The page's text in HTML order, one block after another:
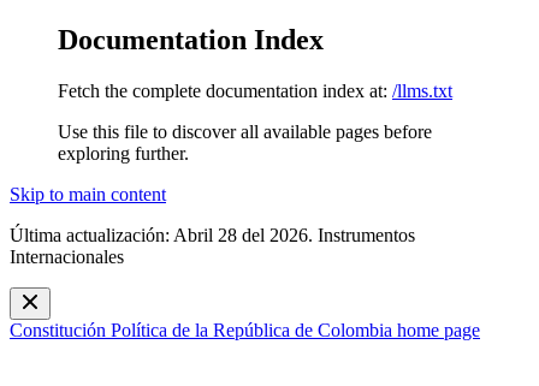
Documentation Index
Fetch the complete documentation index at: /llms.txt
Use this file to discover all available pages before
exploring further.
Skip to main content
Última actualización: Abril 28 del 2026. Instrumentos
Internacionales
Constitución Política de la República de Colombia home page